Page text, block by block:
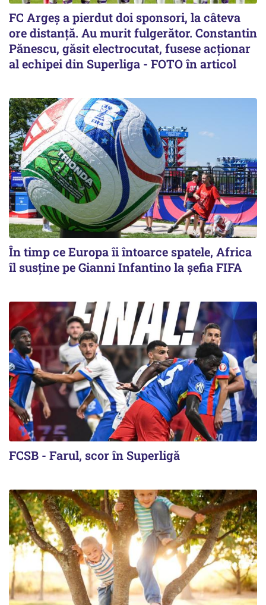
FC Argeș a pierdut doi sponsori, la câteva
ore distanță. Au murit fulgerător. Constantin
Pănescu, găsit electrocutat, fusese acționar
al echipei din Superliga - FOTO în articol
În timp ce Europa îi întoarce spatele, Africa
îl susține pe Gianni Infantino la șefia FIFA
FCSB - Farul, scor în Superligă